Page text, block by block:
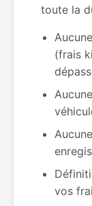
toute la
(frais
vos